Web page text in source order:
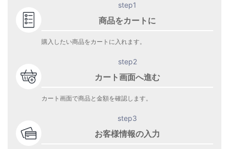
step1
商品をカートに
購入したい商品をカートに入れます。
step2
カート画面へ進む
カート画面で商品と金額を確認します。
step3
お客様情報の入力